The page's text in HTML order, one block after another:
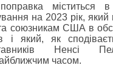
міститься
на 2023 рік, який
та союзникам США в
і який, як
Ненсі
часом.